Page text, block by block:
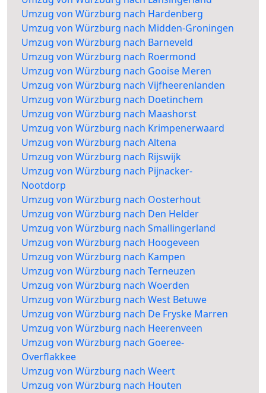
Umzug von Würzburg nach Hardenberg
Umzug von Würzburg nach Midden-Groningen
Umzug von Würzburg nach Barneveld
Umzug von Würzburg nach Roermond
Umzug von Würzburg nach Gooise Meren
Umzug von Würzburg nach Vijfheerenlanden
Umzug von Würzburg nach Doetinchem
Umzug von Würzburg nach Maashorst
Umzug von Würzburg nach Krimpenerwaard
Umzug von Würzburg nach Altena
Umzug von Würzburg nach Rijswijk
Umzug von Würzburg nach Pijnacker-
Nootdorp
Umzug von Würzburg nach Oosterhout
Umzug von Würzburg nach Den Helder
Umzug von Würzburg nach Smallingerland
Umzug von Würzburg nach Hoogeveen
Umzug von Würzburg nach Kampen
Umzug von Würzburg nach Terneuzen
Umzug von Würzburg nach Woerden
Umzug von Würzburg nach West Betuwe
Umzug von Würzburg nach De Fryske Marren
Umzug von Würzburg nach Heerenveen
Umzug von Würzburg nach Goeree-
Overflakkee
Umzug von Würzburg nach Weert
Umzug von Würzburg nach Houten